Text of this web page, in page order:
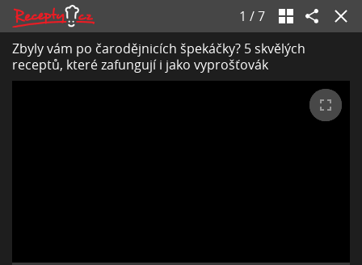
1 /7
Zbyly vám po čarodějnicích špekáčky? 5 skvělých
receptů, které zafungují i jako vyprošťovák